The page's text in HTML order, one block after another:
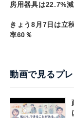
房用器具は22.7%
きょう8月7日は立
率60％
動画で見るプ